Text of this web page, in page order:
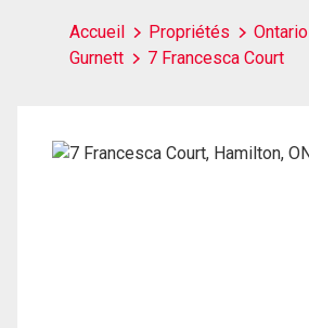
Accueil Propriétés Ontario
Gurnett
7 Francesca Court